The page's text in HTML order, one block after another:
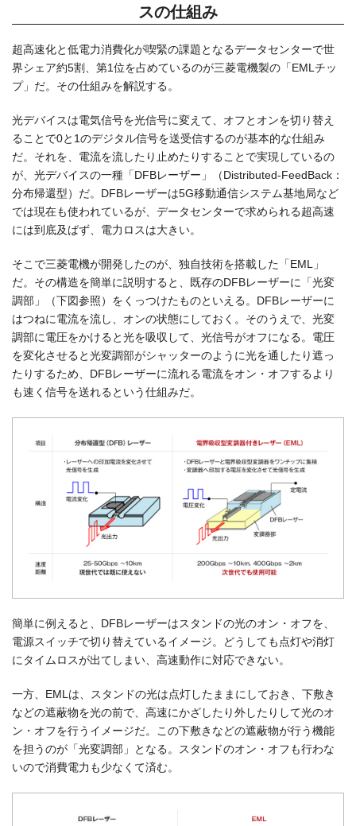
スの仕組み
超高速化と低電力消費化が喫緊の課題となるデータセンターで世
界シェア約5割、第1位を占めているのが三菱電機製の「EMLチッ
プ」だ。その仕組みを解説する。
光デバイスは電気信号を光信号に変えて、オフとオンを切り替え
ることで0と1のデジタル信号を送受信するのが基本的な仕組み
だ。それを、電流を流したり止めたりすることで実現しているの
が、光デバイスの一種「DFBレーザー」（Distributed-FeedBack：
分布帰還型）だ。DFBレーザーは5G移動通信システム基地局など
では現在も使われているが、データセンターで求められる超高速
には到底及ばず、電力ロスは大きい。
そこで三菱電機が開発したのが、独自技術を搭載した「EML」
だ。その構造を簡単に説明すると、既存のDFBレーザーに「光変
調部」（下図参照）をくっつけたものといえる。DFBレーザーに
はつねに電流を流し、オンの状態にしておく。そのうえで、光変
調部に電圧をかけると光を吸収して、光信号がオフになる。電圧
を変化させると光変調部がシャッターのように光を通したり遮っ
たりするため、DFBレーザーに流れる電流をオン・オフするより
も速く信号を送れるという仕組みだ。
簡単に例えると、DFBレーザーはスタンドの光のオン・オフを、
電源スイッチで切り替えているイメージ。どうしても点灯や消灯
にタイムロスが出てしまい、高速動作に対応できない。
一方、EMLは、スタンドの光は点灯したままにしておき、下敷き
などの遮蔽物を光の前で、高速にかざしたり外したりして光のオ
ン・オフを行うイメージだ。この下敷きなどの遮蔽物が行う機能
を担うのが「光変調部」となる。スタンドのオン・オフも行わな
いので消費電力も少なくて済む。